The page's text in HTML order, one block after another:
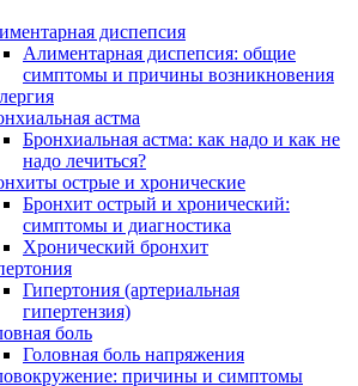
диспепсия
Алиментарная диспепсия: общие
симптомы и причины возникновения
астма
Бронхиальная астма: как надо и как не
надо лечиться?
острые и хронические
Бронхит острый и хронический:
симптомы и диагностика
Хронический бронхит
Гипертония (артериальная
гипертензия)
боль
Головная боль напряжения
причины и симптомы